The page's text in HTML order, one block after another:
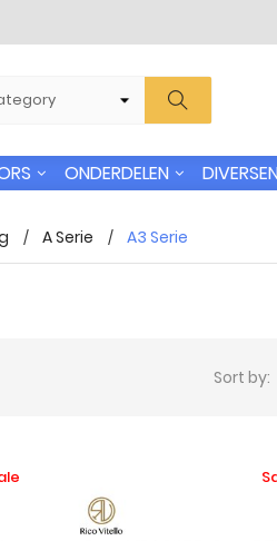
ONDERDELEN
A Serie A3 Serie
Sort by: